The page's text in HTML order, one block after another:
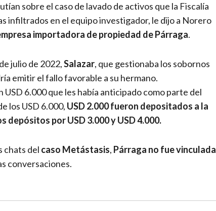
sobre el caso de lavado de activos que la Fiscalía
infiltrados en el equipo investigador, le dijo a Norero
importadora de propiedad de Párraga.
julio de 2022,Salazar, que gestionaba los sobornos
emitir el fallo favorable a su hermano.
USD 6.000 que les había anticipado como parte del
los USD 6.000, USD 2.000 fueron depositados a la
depósitos por USD 3.000 y USD 4.000.
chats del caso Metástasis, Párraga no fue vinculada
conversaciones.